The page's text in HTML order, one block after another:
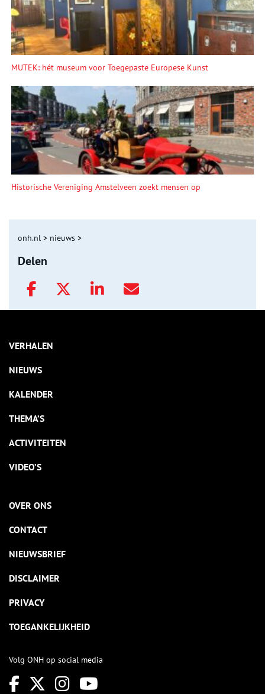
MUTEK: hét museum voor Toegepaste Europese Kunst
Historische Vereniging Amstelveen zoekt mensen op
onh.nl > nieuws >
Delen
VERHALEN
NIEUWS
KALENDER
THEMA’S
ACTIVITEITEN
VIDEO’S
OVER ONS
CONTACT
NIEUWSBRIEF
DISCLAIMER
PRIVACY
TOEGANKELIJKHEID
Volg ONH op social media